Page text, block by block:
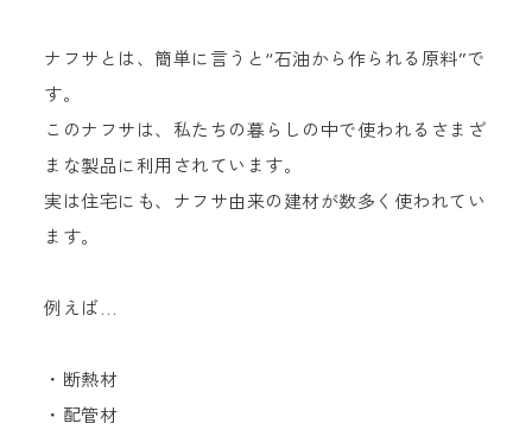
ナフサとは、簡単に言うと“石油から作られる原料”で
す。
このナフサは、私たちの暮らしの中で使われるさまざ
まな製品に利用されています。
実は住宅にも、ナフサ由来の建材が数多く使われてい
ます。
例えば…
・断熱材
・配管材